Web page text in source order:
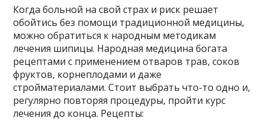
Когда больной на свой страх и риск решает
обойтись без помощи традиционной медицины,
можно обратиться к народным методикам
лечения шипицы. Народная медицина богата
рецептами с применением отваров трав, соков
фруктов, корнеплодами и даже
стройматериалами. Стоит выбрать что-то одно и,
регулярно повторяя процедуры, пройти курс
лечения до конца. Рецепты: